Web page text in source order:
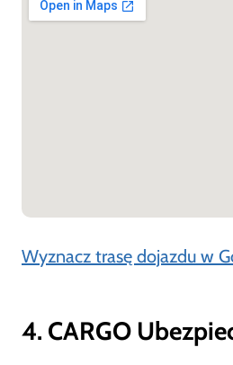
Wyznacz trasę dojazdu w
4. CARGO